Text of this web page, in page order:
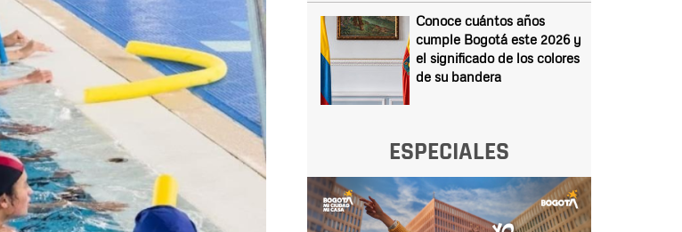
Conoce cuántos años
cumple Bogotá este 2026 y
el significado de los colores
de su bandera
ESPECIALES